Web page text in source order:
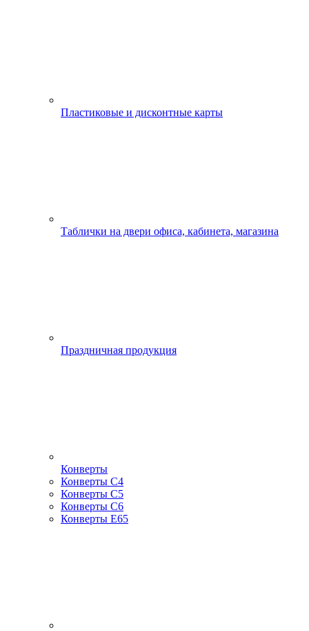
Пластиковые и дисконтные карты
Таблички на двери офиса, кабинета, магазина
Праздничная продукция
Конверты
Конверты С4
Конверты С5
Конверты С6
Конверты Е65